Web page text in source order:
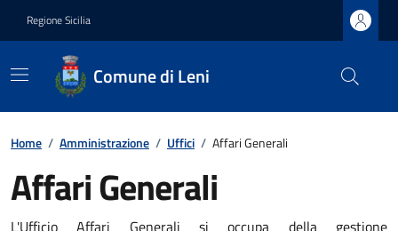
Regione Sicilia
Comune di Leni
Home / Amministrazione / Uffici / Affari Generali
Affari Generali
L'Ufficio Affari Generali si occupa della gestione